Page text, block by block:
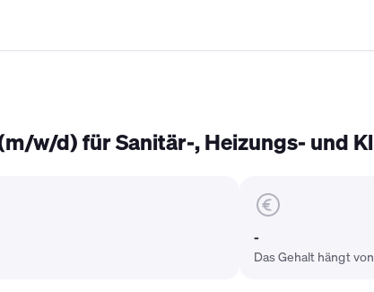
w/d) für Sanitär-, Heizungs- und
-
Das Gehalt hängt